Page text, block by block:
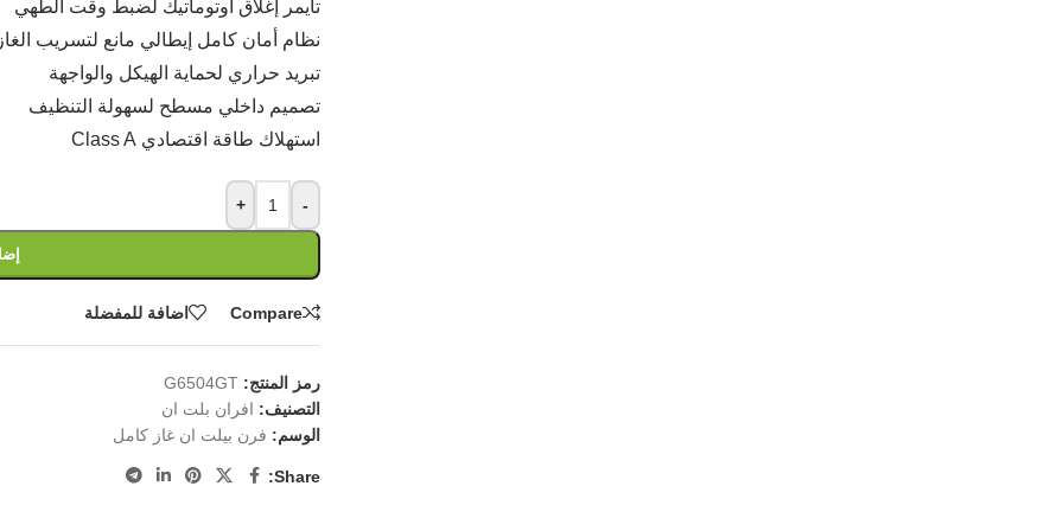
تايمر إغلاق أوتوماتيك لضبط وقت الطهي
نظام أمان كامل إيطالي مانع لتسريب الغاز
تبريد حراري لحماية الهيكل والواجهة
تصميم داخلي مسطح لسهولة التنظيف
استهلاك طاقة اقتصادي Class A
-
+
Compare اضافة للمفضلة
رمز المنتج: G6504GT
التصنيف: افران بلت ان
الوسم: فرن بيلت ان غاز كامل
Share: